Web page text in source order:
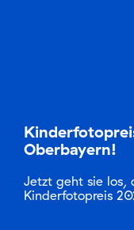
Oberbayern!
Jetzt geht sie los,
Kinderfotopreis